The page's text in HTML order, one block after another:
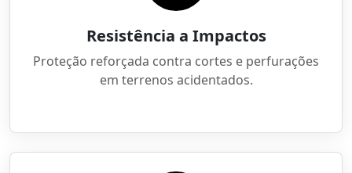
Resistência a Impactos
Proteção reforçada contra cortes e perfurações
em terrenos acidentados.